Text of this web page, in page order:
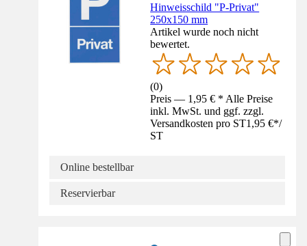
Hinweisschild "P-Privat"
250x150 mm
Artikel wurde noch nicht
bewertet.
(0)
Preis — 1,95 € * Alle Preise
inkl. MwSt. und ggf. zzgl.
Versandkosten pro ST1,95 €*/
ST
Online bestellbar
Reservierbar